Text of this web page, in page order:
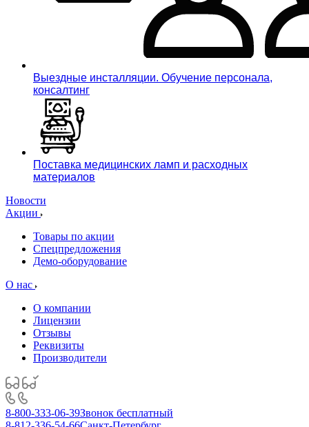
Выездные инсталляции. Обучение персонала,
консалтинг
Поставка медицинских ламп и расходных
материалов
Новости
Акции
Товары по акции
Спецпредложения
Демо-оборудование
О нас
О компании
Лицензии
Отзывы
Реквизиты
Производители
8-800-333-06-39Звонок бесплатный